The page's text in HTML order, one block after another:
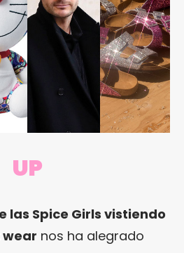
UP
las Spice Girls vistiendo
nos ha alegrado